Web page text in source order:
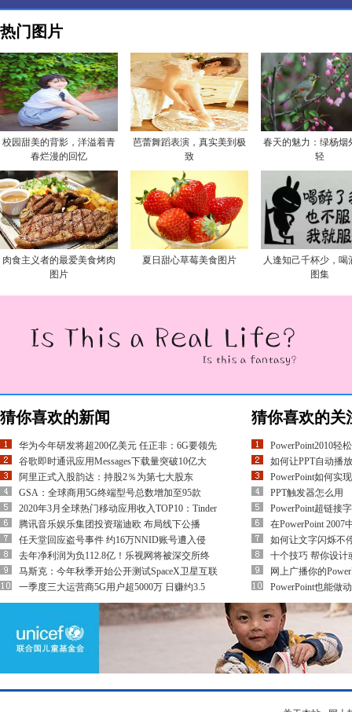
热门图片
校园甜美的背影，洋溢着青
春烂漫的回忆
芭蕾舞蹈表演，真实美到极
致
春天的魅力：绿杨烟
轻
肉食主义者的最爱美食烤肉
图片
夏日甜心草莓美食图片
人逢知己千杯少，喝
图集
猜你喜欢的新闻
华为今年研发将超200亿美元 任正非：6G要领先
谷歌即时通讯应用Messages下载量突破10亿大
阿里正式入股韵达：持股2％为第七大股东
GSA：全球商用5G终端型号总数增加至95款
2020年3月全球热门移动应用收入TOP10：Tinder
腾讯音乐娱乐集团投资瑞迪欧 布局线下公播
任天堂回应盗号事件 约16万NNID账号遭入侵
去年净利润为负112.8亿！乐视网将被深交所终
马斯克：今年秋季开始公开测试SpaceX卫星互联
一季度三大运营商5G用户超5000万 日赚约3.5
猜你喜欢的关
PowerPoint2010轻
如何让PPT自动播
PowerPoint如何实
PPT触发器怎么用
PowerPoint超链接
在PowerPoint 2007
如何让文字闪烁不
十个技巧 帮你设计
网上广播你的
PowerPoint也能做